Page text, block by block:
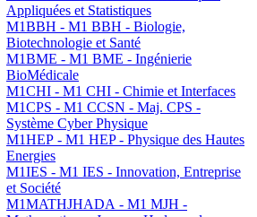
Appliquées et Statistiques
M1BBH - M1 BBH - Biologie,
Biotechnologie et Santé
M1BME - M1 BME - Ingénierie
BioMédicale
M1CHI - M1 CHI - Chimie et Interfaces
M1CPS - M1 CCSN - Maj. CPS -
Système Cyber Physique
M1HEP - M1 HEP - Physique des Hautes
Energies
M1IES - M1 IES - Innovation, Entreprise
et Société
M1MATHJHADA - M1 MJH -